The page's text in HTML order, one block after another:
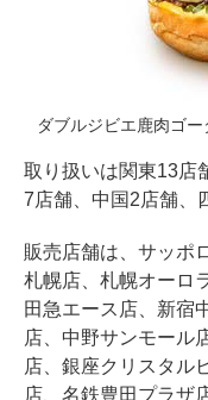
ダブルジビエ鹿肉ゴ
取り扱いは関東13店
7店舗、中国2店舗、
販売店舗は、サッポ
札幌店、札幌オーロ
田急エース店、新宿
店、中野サンモール
店、銀座クリスタル
店、名鉄豊田プラザ